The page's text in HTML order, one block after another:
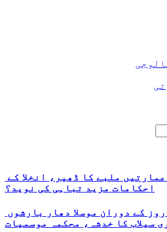
عمارتیں ملبے کا ڈھیر، انخلا کے
احکامات مزید تباہی کی نوید؟
کے دوران موسلا دھار بارشوں
سیلاب کا خدشہ، محکمہ موسمیات